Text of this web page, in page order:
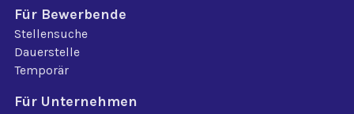
Für Bewerbende
Stellensuche
Dauerstelle
Temporär
Für Unternehmen